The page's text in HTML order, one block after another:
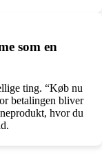
som en
ting. “Køb nu
betalingen bliver
hvor du